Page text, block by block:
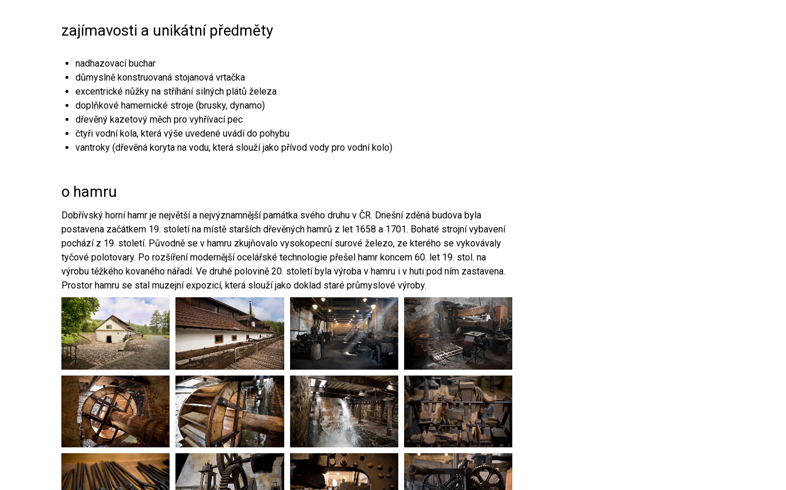
zajímavosti a unikátní předměty
nadhazovací buchar
důmyslně konstruovaná stojanová vrtačka
excentrické nůžky na stříhání silných plátů železa
doplňkové hamernické stroje (brusky, dynamo)
dřevěný kazetový měch pro vyhřívací pec
čtyři vodní kola, která výše uvedené uvádí do pohybu
vantroky (dřevěná koryta na vodu, která slouží jako přívod vody pro vodní kolo)
o hamru
Dobřívský horní hamr je největší a nejvýznamnější památka svého druhu v ČR. Dnešní zděná budova byla
postavena začátkem 19. století na místě starších dřevěných hamrů z let 1658 a 1701. Bohaté strojní vybavení
pochází z 19. století. Původně se v hamru zkujňovalo vysokopecní surové železo, ze kterého se vykovávaly
tyčové polotovary. Po rozšíření modernější ocelářské technologie přešel hamr koncem 60. let 19. stol. na
výrobu těžkého kovaného nářadí. Ve druhé polovině 20. století byla výroba v hamru i v huti pod ním zastavena.
Prostor hamru se stal muzejní expozicí, která slouží jako doklad staré průmyslové výroby.